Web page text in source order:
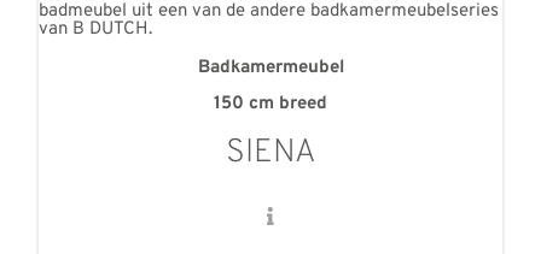
Badkamermeubel
150 cm breed
SIENA